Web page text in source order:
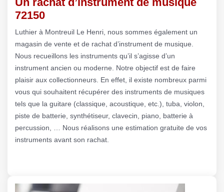
72150
Luthier à Montreuil Le Henri, nous sommes également un
magasin de vente et de rachat d’instrument de musique.
Nous recueillons les instruments qu’il s’agisse d’un
instrument ancien ou moderne. Notre objectif est de faire
plaisir aux collectionneurs. En effet, il existe nombreux parmi
vous qui souhaitent récupérer des instruments de musiques
tels que la guitare (classique, acoustique, etc.), tuba, violon,
piste de batterie, synthétiseur, clavecin, piano, batterie à
percussion, … Nous réalisons une estimation gratuite de vos
instruments avant son rachat.